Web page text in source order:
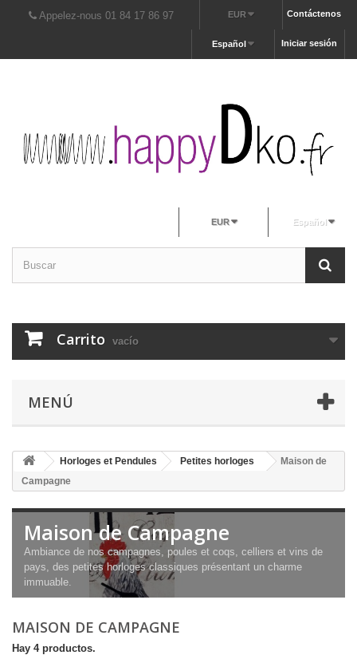
Contáctenos
EUR
Appelez-nous 01 84 17 86 97
Iniciar sesión
Español
Español
EUR
Carrito vacío
MENÚ
Horloges et Pendules Petites horloges
Maison de
Campagne
Maison de Campagne
Ambiance de nos campagnes, poules et coqs, celliers et vins de
pays, des petites horloges classiques présentant un charme
immuable.
MAISON DE CAMPAGNE
Hay 4 productos.